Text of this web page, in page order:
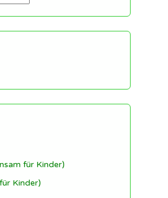
für Kinder)
Kinder)